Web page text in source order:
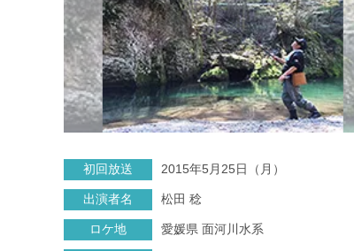
初回放送 2015年5月25日（月）
出演者名 松田 稔
ロケ地 愛媛県 面河川水系